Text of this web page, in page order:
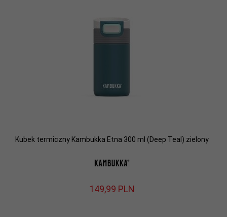
Kubek termiczny Kambukka Etna 300 ml (Deep Teal) zielony
149,99 PLN